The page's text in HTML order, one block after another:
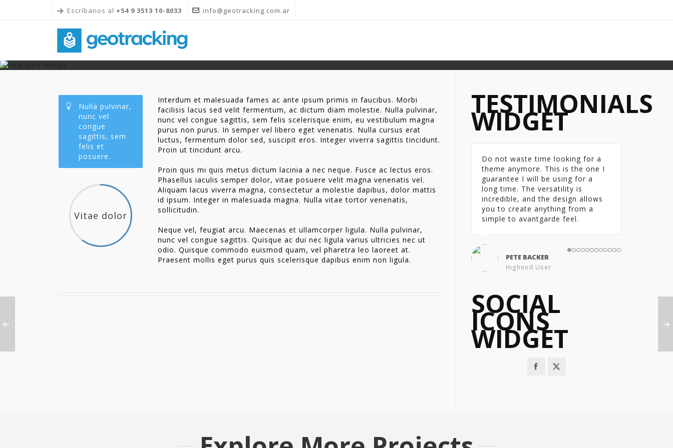
Escríbanos al +54 9 3513 10-8033 info@geotracking.com.ar
Nulla pulvinar,
nunc vel
congue
sagittis, sem
felis et
posuere.
Vitae dolor
Interdum et malesuada fames ac ante ipsum primis in faucibus. Morbi
facilisis lacus sed velit fermentum, ac dictum diam molestie. Nulla pulvinar,
nunc vel congue sagittis, sem felis scelerisque enim, eu vestibulum magna
purus non purus. In semper vel libero eget venenatis. Nulla cursus erat
luctus, fermentum dolor sed, suscipit eros. Integer viverra sagittis tincidunt.
Proin ut tincidunt arcu.
Proin quis mi quis metus dictum lacinia a nec neque. Fusce ac lectus eros.
Phasellus iaculis semper dolor, vitae posuere velit magna venenatis vel.
Aliquam lacus viverra magna, consectetur a molestie dapibus, dolor mattis
id ipsum. Integer in malesuada magna. Nulla vitae tortor venenatis,
sollicitudin.
Neque vel, feugiat arcu. Maecenas et ullamcorper ligula. Nulla pulvinar,
nunc vel congue sagittis. Quisque ac dui nec ligula varius ultricies nec ut
odio. Quisque commodo euismod quam, vel pharetra leo laoreet at.
Praesent mollis eget purus quis scelerisque dapibus enim non ligula.
TESTIMONIALS
WIDGET
Do not waste time looking for a
theme anymore. This is the one I
guarantee I will be using for a
long time. The versatility is
incredible, and the design allows
you to create anything from a
simple to avantgarde feel.
PETE BACKER
Highend User
SOCIAL
ICONS
WIDGET